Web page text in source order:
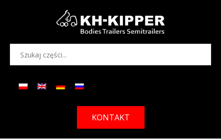
KONTAKT